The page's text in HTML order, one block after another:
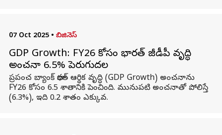
07 Oct 2025 • బిజినెస్
GDP Growth: FY26 కోసం భారత్ జీడీపీ వృద్ధి
అంచనా 6.5% పెరుగుదల
ప్రపంచ బ్యాంక్ భారత్ ఆర్థిక వృద్ధి (GDP Growth) అంచనాను
FY26 కోసం 6.5 శాతానికి పెంచింది. మునుపటి అంచనాతో పోలిస్తే
(6.3%), ఇది 0.2 శాతం ఎక్కువ.